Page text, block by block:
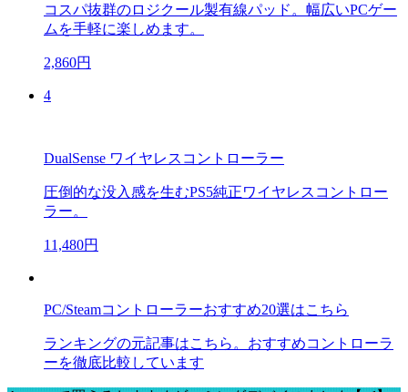
コスパ抜群のロジクール製有線パッド。幅広いPCゲー
ムを手軽に楽しめます。
2,860円
4
DualSense ワイヤレスコントローラー
圧倒的な没入感を生むPS5純正ワイヤレスコントロー
ラー。
11,480円
PC/Steamコントローラーおすすめ20選はこちら
ランキングの元記事はこちら。おすすめコントローラ
ーを徹底比較しています